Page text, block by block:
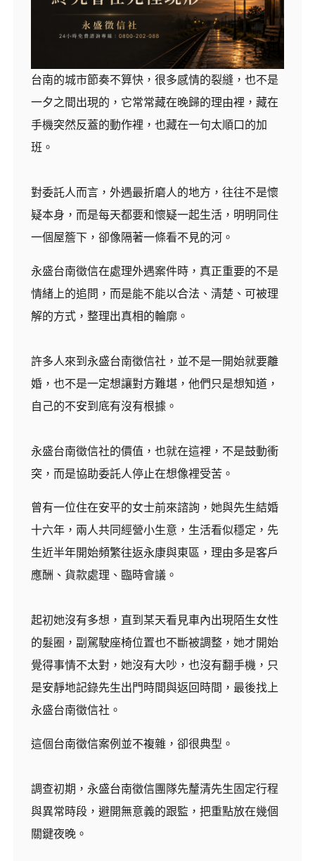
台南的城市節奏不算快，很多感情的裂縫，也不是
一夕之間出現的，它常常藏在晚歸的理由裡，藏在
手機突然反蓋的動作裡，也藏在一句太順口的加
班。
對委託人而言，外遇最折磨人的地方，往往不是懷
疑本身，而是每天都要和懷疑一起生活，明明同住
一個屋簷下，卻像隔著一條看不見的河。
永盛台南徵信在處理外遇案件時，真正重要的不是
情緒上的追問，而是能不能以合法、清楚、可被理
解的方式，整理出真相的輪廓。
許多人來到永盛台南徵信社，並不是一開始就要離
婚，也不是一定想讓對方難堪，他們只是想知道，
自己的不安到底有沒有根據。
永盛台南徵信社的價值，也就在這裡，不是鼓動衝
突，而是協助委託人停止在想像裡受苦。
曾有一位住在安平的女士前來諮詢，她與先生結婚
十六年，兩人共同經營小生意，生活看似穩定，先
生近半年開始頻繁往返永康與東區，理由多是客戶
應酬、貨款處理、臨時會議。
起初她沒有多想，直到某天看見車內出現陌生女性
的髮圈，副駕駛座椅位置也不斷被調整，她才開始
覺得事情不太對，她沒有大吵，也沒有翻手機，只
是安靜地記錄先生出門時間與返回時間，最後找上
永盛台南徵信社。
這個台南徵信案例並不複雜，卻很典型。
調查初期，永盛台南徵信團隊先釐清先生固定行程
與異常時段，避開無意義的跟監，把重點放在幾個
關鍵夜晚。